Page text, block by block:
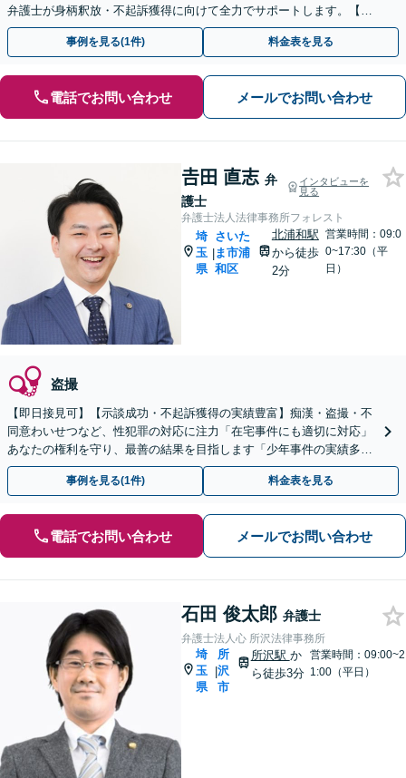
弁護士が身柄釈放・不起訴獲得に向けて全力でサポートします。【毎
月100名以上の相談実績】【埼玉県全域対応】
事例を見る(1件) 料金表を見る
電話でお問い合わせ メールでお問い合わせ
𠮷田 直志 弁
護士
インタビューを
見る
弁護士法人法律事務所フォレスト
埼
玉
県
|
さいた
ま市浦
和区
北浦和駅
から徒歩
2分
営業時間：09:0
0~17:30（平
日）
盗撮
【即日接見可】【示談成功・不起訴獲得の実績豊富】痴漢・盗撮・不
同意わいせつなど、性犯罪の対応に注力「在宅事件にも適切に対応」
あなたの権利を守り、最善の結果を目指します「少年事件の実績多数
／少年の特性を考慮した適切な対応」【夜間相談可】
事例を見る(1件) 料金表を見る
電話でお問い合わせ メールでお問い合わせ
石田 俊太郎 弁護士
弁護士法人心 所沢法律事務所
埼
玉
県
|
所
沢
市
所沢駅 か
ら徒歩3分
営業時間：09:00~2
1:00（平日）